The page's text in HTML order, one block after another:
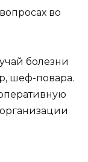
во
болезни
шеф-повара.